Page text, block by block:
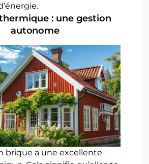
: une gestion
autonome
brique a une excellente